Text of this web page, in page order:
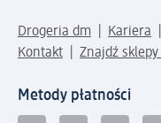
Drogeria dm Kariera
Kontakt
Znajdź
Metody płatności